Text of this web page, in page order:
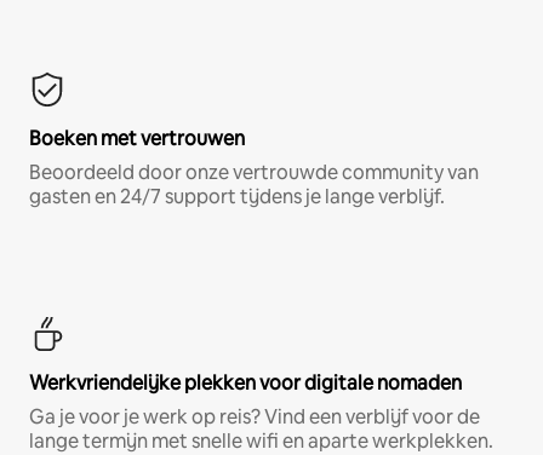
Boeken met vertrouwen
Beoordeeld door onze vertrouwde community van
gasten en 24/7 support tijdens je lange verblijf.
Werkvriendelijke plekken voor digitale nomaden
Ga je voor je werk op reis? Vind een verblijf voor de
lange termijn met snelle wifi en aparte werkplekken.